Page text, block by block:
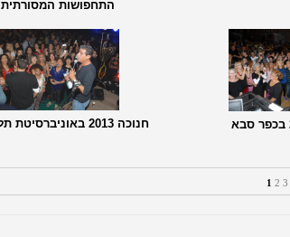
התחפושות המסורתית
חנוכה 2013 באוניברסיטת תל אביב
1 2 3